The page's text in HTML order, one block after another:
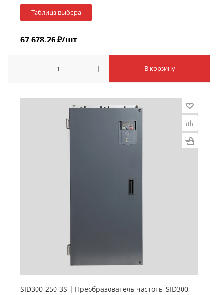
Таблица выбора
67 678.26₽/шт
В корзину
SID300-250-3S | Преобразователь частоты SID300,